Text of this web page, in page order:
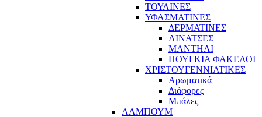
ΤΟΥΛΙΝΕΣ
ΥΦΑΣΜΑΤΙΝΕΣ
ΔΕΡΜΑΤΙΝΕΣ
ΛΙΝΑΤΣΕΣ
ΜΑΝΤΗΛΙ
ΠΟΥΓΚΙΑ ΦΑΚΕΛΟΙ
ΧΡΙΣΤΟΥΓΕΝΝΙΑΤΙΚΕΣ
Αρωματικά
Διάφορες
Μπάλες
ΑΛΜΠΟΥΜ